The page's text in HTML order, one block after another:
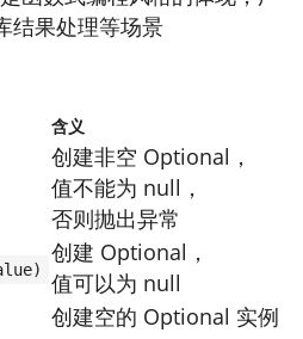
结果处理等场景
含义
创建非空 Optional，
值不能为 null，
否则抛出异常
创建 Optional，
值可以为 null
创建空的 Optional 实例